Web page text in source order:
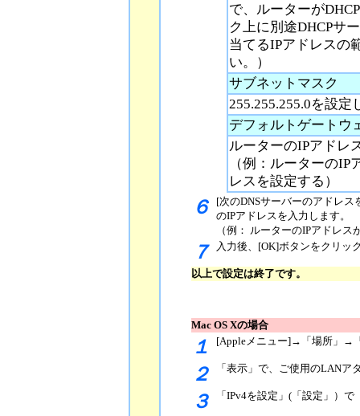
で、ルーターが
ク上に別途DHCPサ
当てるIPアドレスの
い。）
サブネットマスク
255.255.255.0を設定
デフォルトゲートウ
ルーターのIPアドレ
（例：ルーターのIP
レスを設定する）
６
[次のDNSサーバーのアドレ
のIPアドレスを入力します。
（例： ルーターのIPアドレ
７ 入力後、[OK]ボタンをクリッ
以上で設定は終了です。
Mac OS Xの場合
１ [Appleメニュー]→「場所」→
２ 「表示」で、ご使用のLANア
３ 「IPv4を設定」(「設定」）